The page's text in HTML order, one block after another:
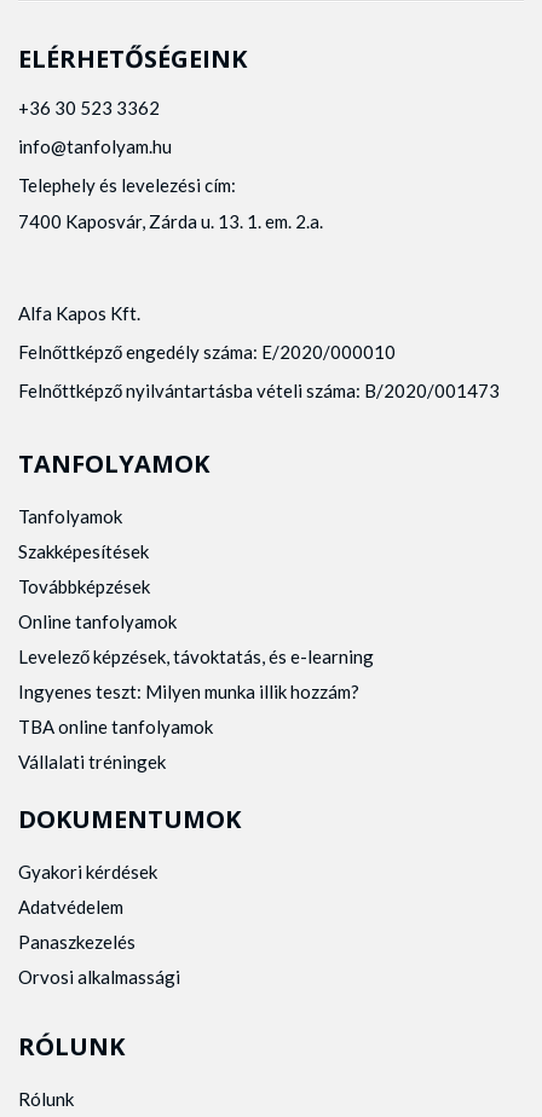
ELÉRHETŐSÉGEINK
+36 30 523 3362
info@tanfolyam.hu
Telephely és levelezési cím:
7400 Kaposvár, Zárda u. 13. 1. em. 2.a.
Alfa Kapos Kft.
Felnőttképző engedély száma: E/2020/000010
Felnőttképző nyilvántartásba vételi száma: B/2020/001473
TANFOLYAMOK
Tanfolyamok
Szakképesítések
Továbbképzések
Online tanfolyamok
Levelező képzések, távoktatás, és e-learning
Ingyenes teszt: Milyen munka illik hozzám?
TBA online tanfolyamok
Vállalati tréningek
DOKUMENTUMOK
Gyakori kérdések
Adatvédelem
Panaszkezelés
Orvosi alkalmassági
RÓLUNK
Rólunk